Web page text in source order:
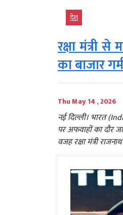
देश
रक्षा मंत्री
का बाजार गर्म
Thu May 14 , 2026
नई दिल्ली। भारत
पर अफवाहों का दौर
वजह रक्षा मंत्री